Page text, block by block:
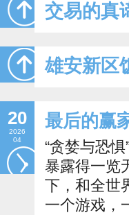
交易的
雄安新区
20
2026
04
最后的赢
“贪婪与恐
暴露得一览
下，和全世
一个游戏，